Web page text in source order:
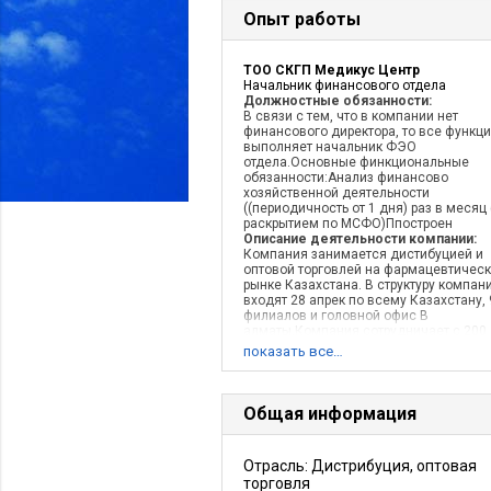
Опыт работы
ТОО СКГП Медикус Центр
Начальник финансового отдела
Должностные обязанности:
В связи с тем, что в компании нет
финансового директора, то все
выполняет начальник ФЭО
отдела.Основные финкциональные
обязанности:Анализ финансово
хозяйственной деятельности
((периодичность от 1 дня) раз в месяц
раскрытием по МСФО)Ппостроен
Описание деятельности компании:
Компания занимается дистибуцией и
оптовой торговлей на
рынке Казахстана. В структуру
входят 28 апрек по всему Казахстану,
филиалов и головной офис В
поставщиками и прайс компании
показать все…
Общая информация
Отрасль: Дистрибуция, оптовая
торговля